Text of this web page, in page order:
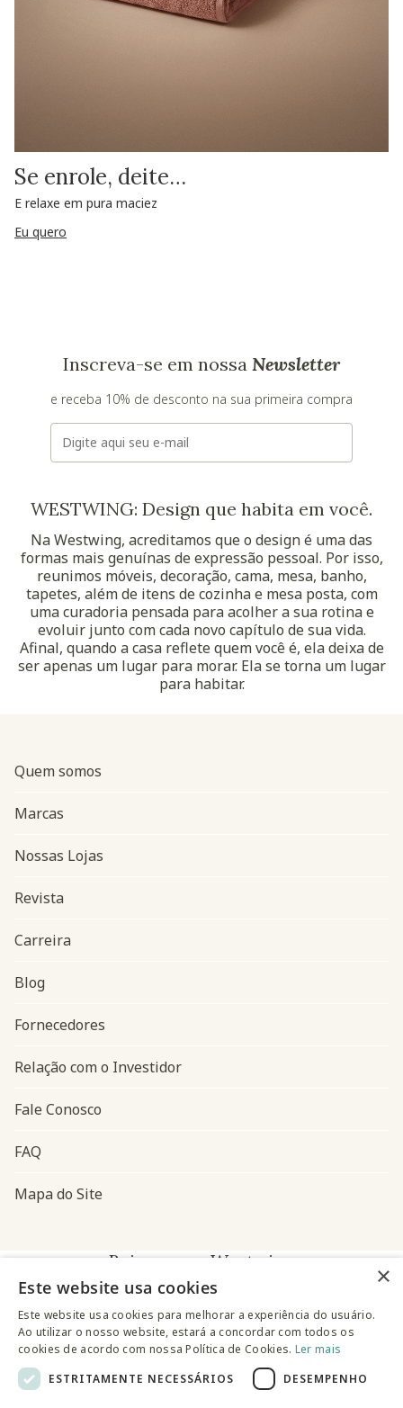
Se enrole, deite…
E relaxe em pura maciez
Eu quero
Inscreva-se em nossa Newsletter
e receba 10% de desconto na sua primeira compra
E-mail
WESTWING: Design que habita em você.
Na Westwing, acreditamos que o design é uma das
formas mais genuínas de expressão pessoal. Por isso,
reunimos móveis, decoração, cama, mesa, banho,
tapetes, além de itens de cozinha e mesa posta, com
uma curadoria pensada para acolher a sua rotina e
evoluir junto com cada novo capítulo de sua vida.
Afinal, quando a casa reflete quem você é, ela deixa de
ser apenas um lugar para morar. Ela se torna um lugar
para habitar.
Navegação do rodapé
Quem somos
Marcas
Nossas Lojas
Revista
Carreira
Blog
Fornecedores
Relação com o Investidor
Fale Conosco
FAQ
Mapa do Site
Baixe o app Westwing
×
Este website usa cookies
Este website usa cookies para melhorar a experiência do usuário.
Ao utilizar o nosso website, estará a concordar com todos os
cookies de acordo com nossa Política de Cookies. Ler mais
ESTRITAMENTE NECESSÁRIOS
DESEMPENHO